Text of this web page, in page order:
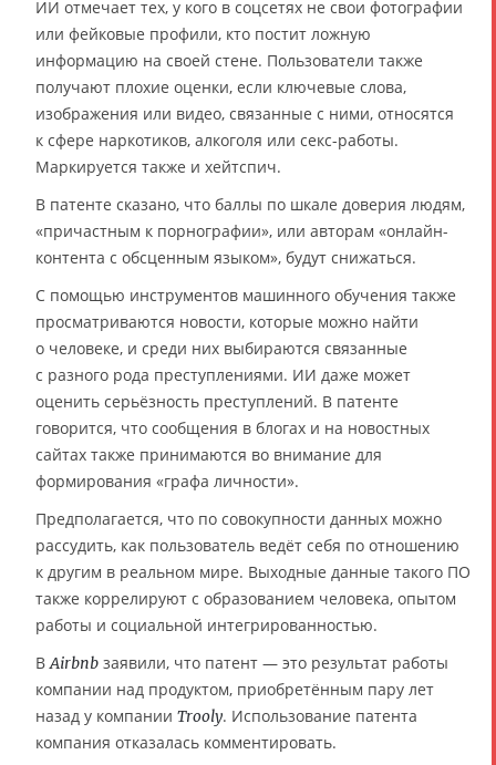
ИИ отмечает тех, у кого в соцсетях не свои фотографии
или фейковые профили, кто постит ложную
информацию на своей стене. Пользователи также
получают плохие оценки, если ключевые слова,
изображения или видео, связанные с ними, относятся
к сфере наркотиков, алкоголя или секс-работы.
Маркируется также и хейтспич.
В патенте сказано, что баллы по шкале доверия людям,
«причастным к порнографии», или авторам «онлайн-
контента с обсценным языком», будут снижаться.
С помощью инструментов машинного обучения также
просматриваются новости, которые можно найти
о человеке, и среди них выбираются связанные
с разного рода преступлениями. ИИ даже может
оценить серьёзность преступлений. В патенте
говорится, что сообщения в блогах и на новостных
сайтах также принимаются во внимание для
формирования «графа личности».
Предполагается, что по совокупности данных можно
рассудить, как пользователь ведёт себя по отношению
к другим в реальном мире. Выходные данные такого ПО
также коррелируют с образованием человека, опытом
работы и социальной интегрированностью.
ВAirbnb заявили, что патент — это результат работы
компании над продуктом, приобретённым пару лет
назад у компании Trooly. Использование патента
компания отказалась комментировать.